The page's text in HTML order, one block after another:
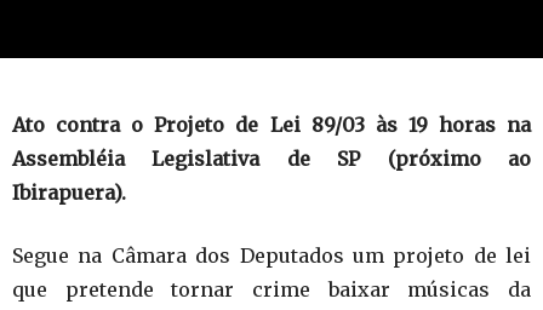
Ato contra o Projeto de Lei 89/03 às 19 horas na
Assembléia Legislativa de SP (próximo ao
Ibirapuera).
Segue na Câmara dos Deputados um projeto de lei
que pretende tornar crime baixar músicas da